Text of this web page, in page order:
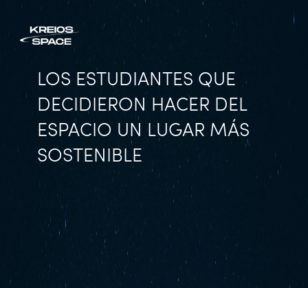
LOS ESTUDIANTES QUE
DECIDIERON HACER DEL
ESPACIO UN LUGAR MÁS
SOSTENIBLE